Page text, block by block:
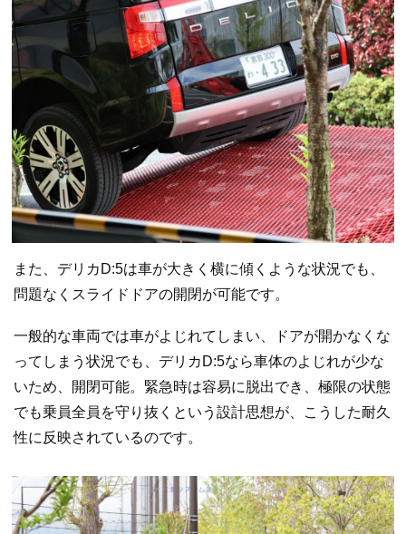
また、デリカD:5は車が大きく横に傾くような状況でも、
問題なくスライドドアの開閉が可能です。
一般的な車両では車がよじれてしまい、ドアが開かなくな
ってしまう状況でも、デリカD:5なら車体のよじれが少な
いため、開閉可能。緊急時は容易に脱出でき、極限の状態
でも乗員全員を守り抜くという設計思想が、こうした耐久
性に反映されているのです。